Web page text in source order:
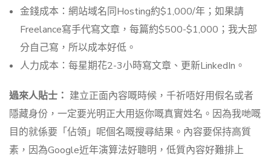
金錢成本：網站域名同Hosting約$1,000/年；如果請
Freelance寫手代寫文章，每篇約$500-$1,000；我大部
分自己寫，所以成本好低。
人力成本：每星期花2-3小時寫文章、更新LinkedIn。
過來人貼士： 建立正面內容嘅時候，千祈唔好用假名或者
隱藏身份，一定要光明正大用返你嘅真實姓名。因為我哋嘅
目的就係要「佔領」呢個名嘅搜尋結果。內容要保持高質
素，因為Google近年演算法好聰明，低質內容好難排上